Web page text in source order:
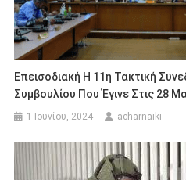
Επεισοδιακή Η 11η Τακτική
Συμβουλίου Που Έγινε Στις 28
1 Ιουνίου, 2024 acharnaiki